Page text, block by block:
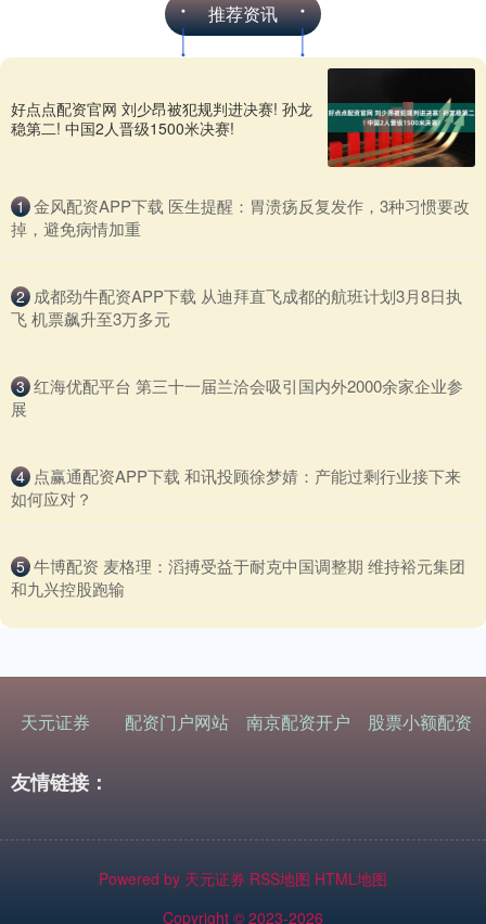
推荐资讯
好点点配资官网 刘少昂被犯规判进决赛! 孙龙
稳第二! 中国2人晋级1500米决赛!
1 ​金风配资APP下载 医生提醒：胃溃疡反复发作，3种习惯要改
掉，避免病情加重
2 ​成都劲牛配资APP下载 从迪拜直飞成都的航班计划3月8日执
飞 机票飙升至3万多元
3 ​红海优配平台 第三十一届兰洽会吸引国内外2000余家企业参
展
4 ​点赢通配资APP下载 和讯投顾徐梦婧：产能过剩行业接下来
如何应对？
5 ​牛博配资 麦格理：滔搏受益于耐克中国调整期 维持裕元集团
和九兴控股跑输
天元证券 配资门户网站 南京配资开户 股票小额配资
友情链接：
Powered by 天元证券 RSS地图 HTML地图
Copyright © 2023-2026